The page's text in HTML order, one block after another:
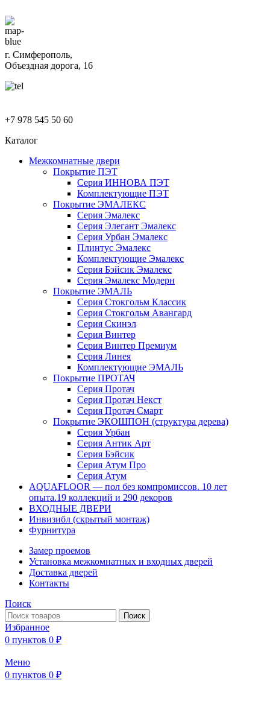
г. Симферополь,
Объездная дорога, 16
+7 978 545 50 60
Каталог
Межкомнатные двери
Покрытие ПЭТ
Серия ИННОВА ПЭТ
Комплектующие ПЭТ
Покрытие ЭМАЛЕКС
Серия Эмалекс
Серия Элегант Эмалекс
Серия Урбан Эмалекс
Плинтус Эмалекс
Комплектующие Эмалекс
Серия Бэйсик Эмалекс
Серия Эмалекс Модерн
Покрытие ЭМАЛЬ
Серия Стокгольм Классик
Серия Стокгольм Авангард
Серия Скинэл
Серия Винтер
Серия Винтер Премиум
Серия Линея
Комплектующие ЭМАЛЬ
Покрытие ПРОТАЧ
Серия Протач
Серия Протач Некст
Серия Протач Смарт
Покрытие ЭКОШПОН (структура дерева)
Серия Урбан
Серия Антик Арт
Серия Бэйсик
Серия Атум Про
Серия Атум
AQUAFLOOR — пол без компромиссов. 10 лет
опыта.19 коллекций и 290 декоров
ВХОДНЫЕ ДВЕРИ
Инвизибл (скрытый монтаж)
Фурнитура
Замер проемов
Установка межкомнатных и входных дверей
Доставка дверей
Контакты
Поиск
Поиск
Избранное
0 пунктов 0 ₽
Меню
0 пунктов 0 ₽